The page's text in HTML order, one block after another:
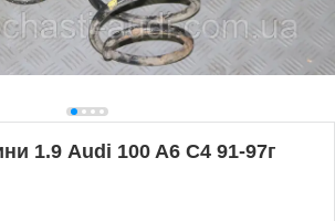
1.9 Audi 100 A6 C4 91-97г